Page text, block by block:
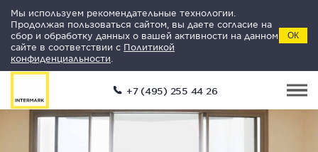
Мы используем рекомендательные технологии.
Продолжая пользоваться сайтом, вы даете согласие на
сбор и обработку данных о вашей активности на данном
сайте в соответствии с Политикой
конфиденциальности
ОК
+7 (495) 255 44 26